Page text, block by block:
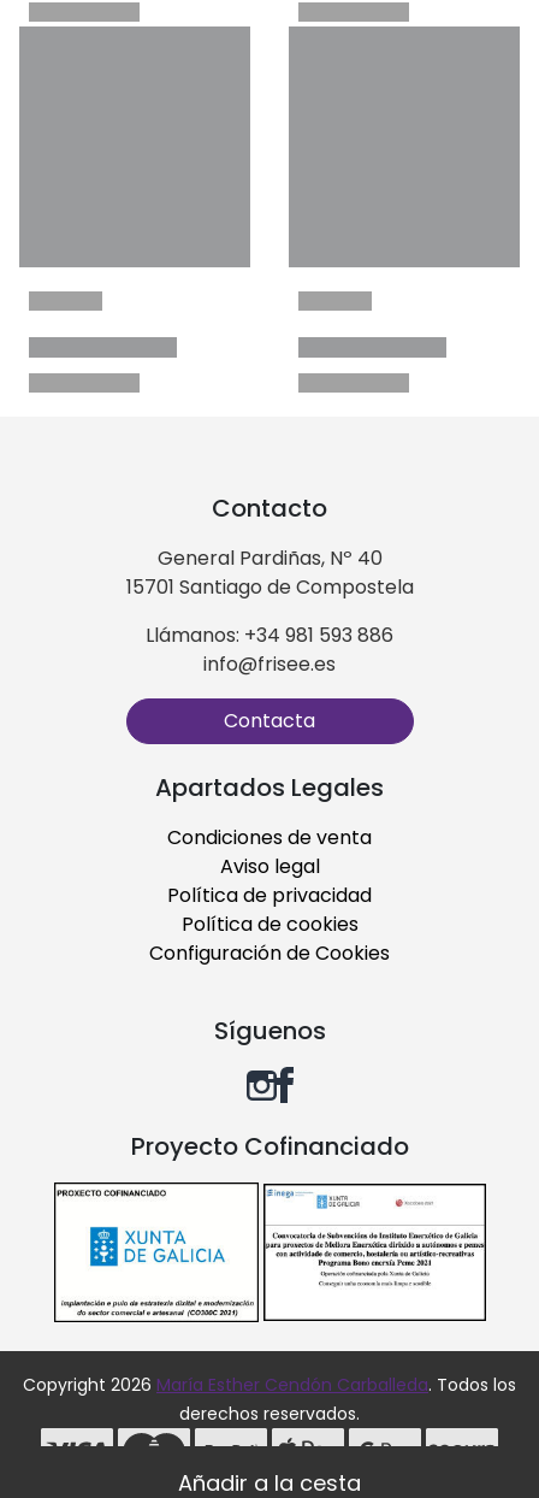
Contacto
General Pardiñas, Nº 40
15701 Santiago de Compostela
Llámanos: +34 981 593 886
info@frisee.es
Contacta
Apartados Legales
Condiciones de venta
Aviso legal
Política de privacidad
Política de cookies
Configuración de Cookies
Síguenos
Proyecto Cofinanciado
Copyright 2026 María Esther Cendón Carballeda. Todos los
derechos reservados.
Desarrollado porMEIGASOFT. Tecnología